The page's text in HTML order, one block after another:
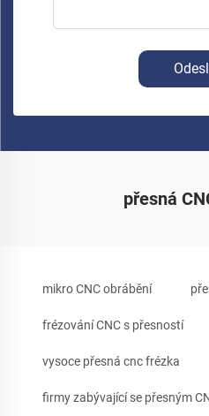
přesná
mikro CNC obrábění
frézování CNC s přesností
vysoce přesná cnc frézka
firmy zabývající se přesným